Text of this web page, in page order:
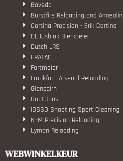
Boveda
Burstfire Reloading and Annealin
Cortina Precision - Erik Cortina
DL IJsblok Bierkoeler
Dutch LRS
ERATAC
Fortmeier
Frankford Arsenal Reloading
Glencairn
GoatGuns
IOSSO Shooting Sport Cleaning
K+M Precision Reloading
Lyman Reloading
Monstrum Tactical
WEBWINKELKEUR